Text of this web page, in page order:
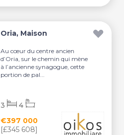
Oria, Maison
Au cœur du centre ancien
d’Oria, sur le chemin qui mène
à l’ancienne synagogue, cette
portion de pal...
€397 000
[£345 608]
3 4